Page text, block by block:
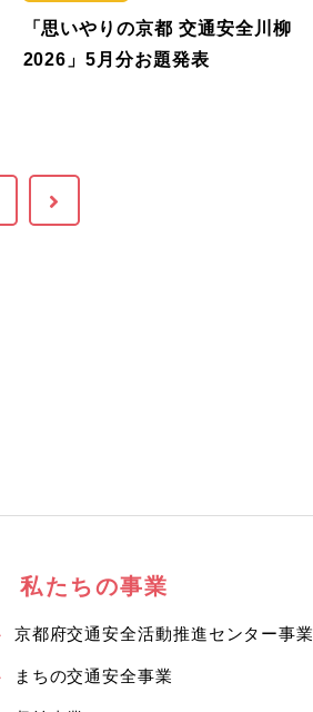
「思いやりの京都 交通安全川柳
2026」5月分お題発表
私たちの事業
京都府交通安全活動推進センター事業
まちの交通安全事業